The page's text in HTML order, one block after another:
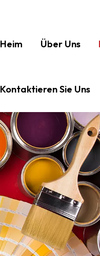
Heim Über Uns
Kontaktieren Sie Uns